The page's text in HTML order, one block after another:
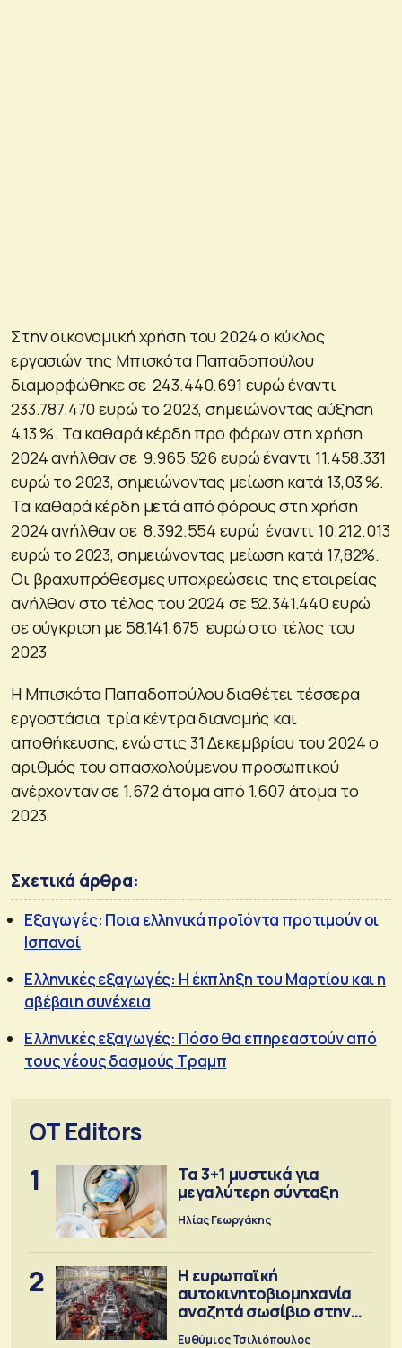
Στην οικονομική χρήση του 2024 ο κύκλος
εργασιών της Μπισκότα Παπαδοπούλου
διαμορφώθηκε σε 243.440.691 ευρώ έναντι
233.787.470 ευρώ το 2023, σημειώνοντας αύξηση
4,13 %. Τα καθαρά κέρδη προ φόρων στη χρήση
2024 ανήλθαν σε 9.965.526 ευρώ έναντι 11.458.331
ευρώ το 2023, σημειώνοντας μείωση κατά 13,03 %.
Τα καθαρά κέρδη μετά από φόρους στη χρήση
2024 ανήλθαν σε 8.392.554 ευρώ έναντι 10.212.013
ευρώ το 2023, σημειώνοντας μείωση κατά 17,82%.
Οι βραχυπρόθεσμες υποχρεώσεις της εταιρείας
ανήλθαν στο τέλος του 2024 σε 52.341.440 ευρώ
σε σύγκριση με 58.141.675 ευρώ στο τέλος του
2023.
Η Μπισκότα Παπαδοπούλου διαθέτει τέσσερα
εργοστάσια, τρία κέντρα διανομής και
αποθήκευσης, ενώ στις 31 Δεκεμβρίου του 2024 ο
αριθμός του απασχολούμενου προσωπικού
ανέρχονταν σε 1.672 άτομα από 1.607 άτομα το
2023.
Σχετικά άρθρα:
Εξαγωγές: Ποια ελληνικά προϊόντα προτιμούν οι
Ισπανοί
Ελληνικές εξαγωγές: Η έκπληξη του Μαρτίου και η
αβέβαιη συνέχεια
Ελληνικές εξαγωγές: Πόσο θα επηρεαστούν από
τους νέους δασμούς Τραμπ
OT Editors
1
Τα 3+1 μυστικά για
μεγαλύτερη σύνταξη
Ηλίας Γεωργάκης
2
Η ευρωπαϊκή
αυτοκινητοβιομηχανία
αναζητά σωσίβιο στην
Κίνα
Ευθύμιος Τσιλιόπουλος